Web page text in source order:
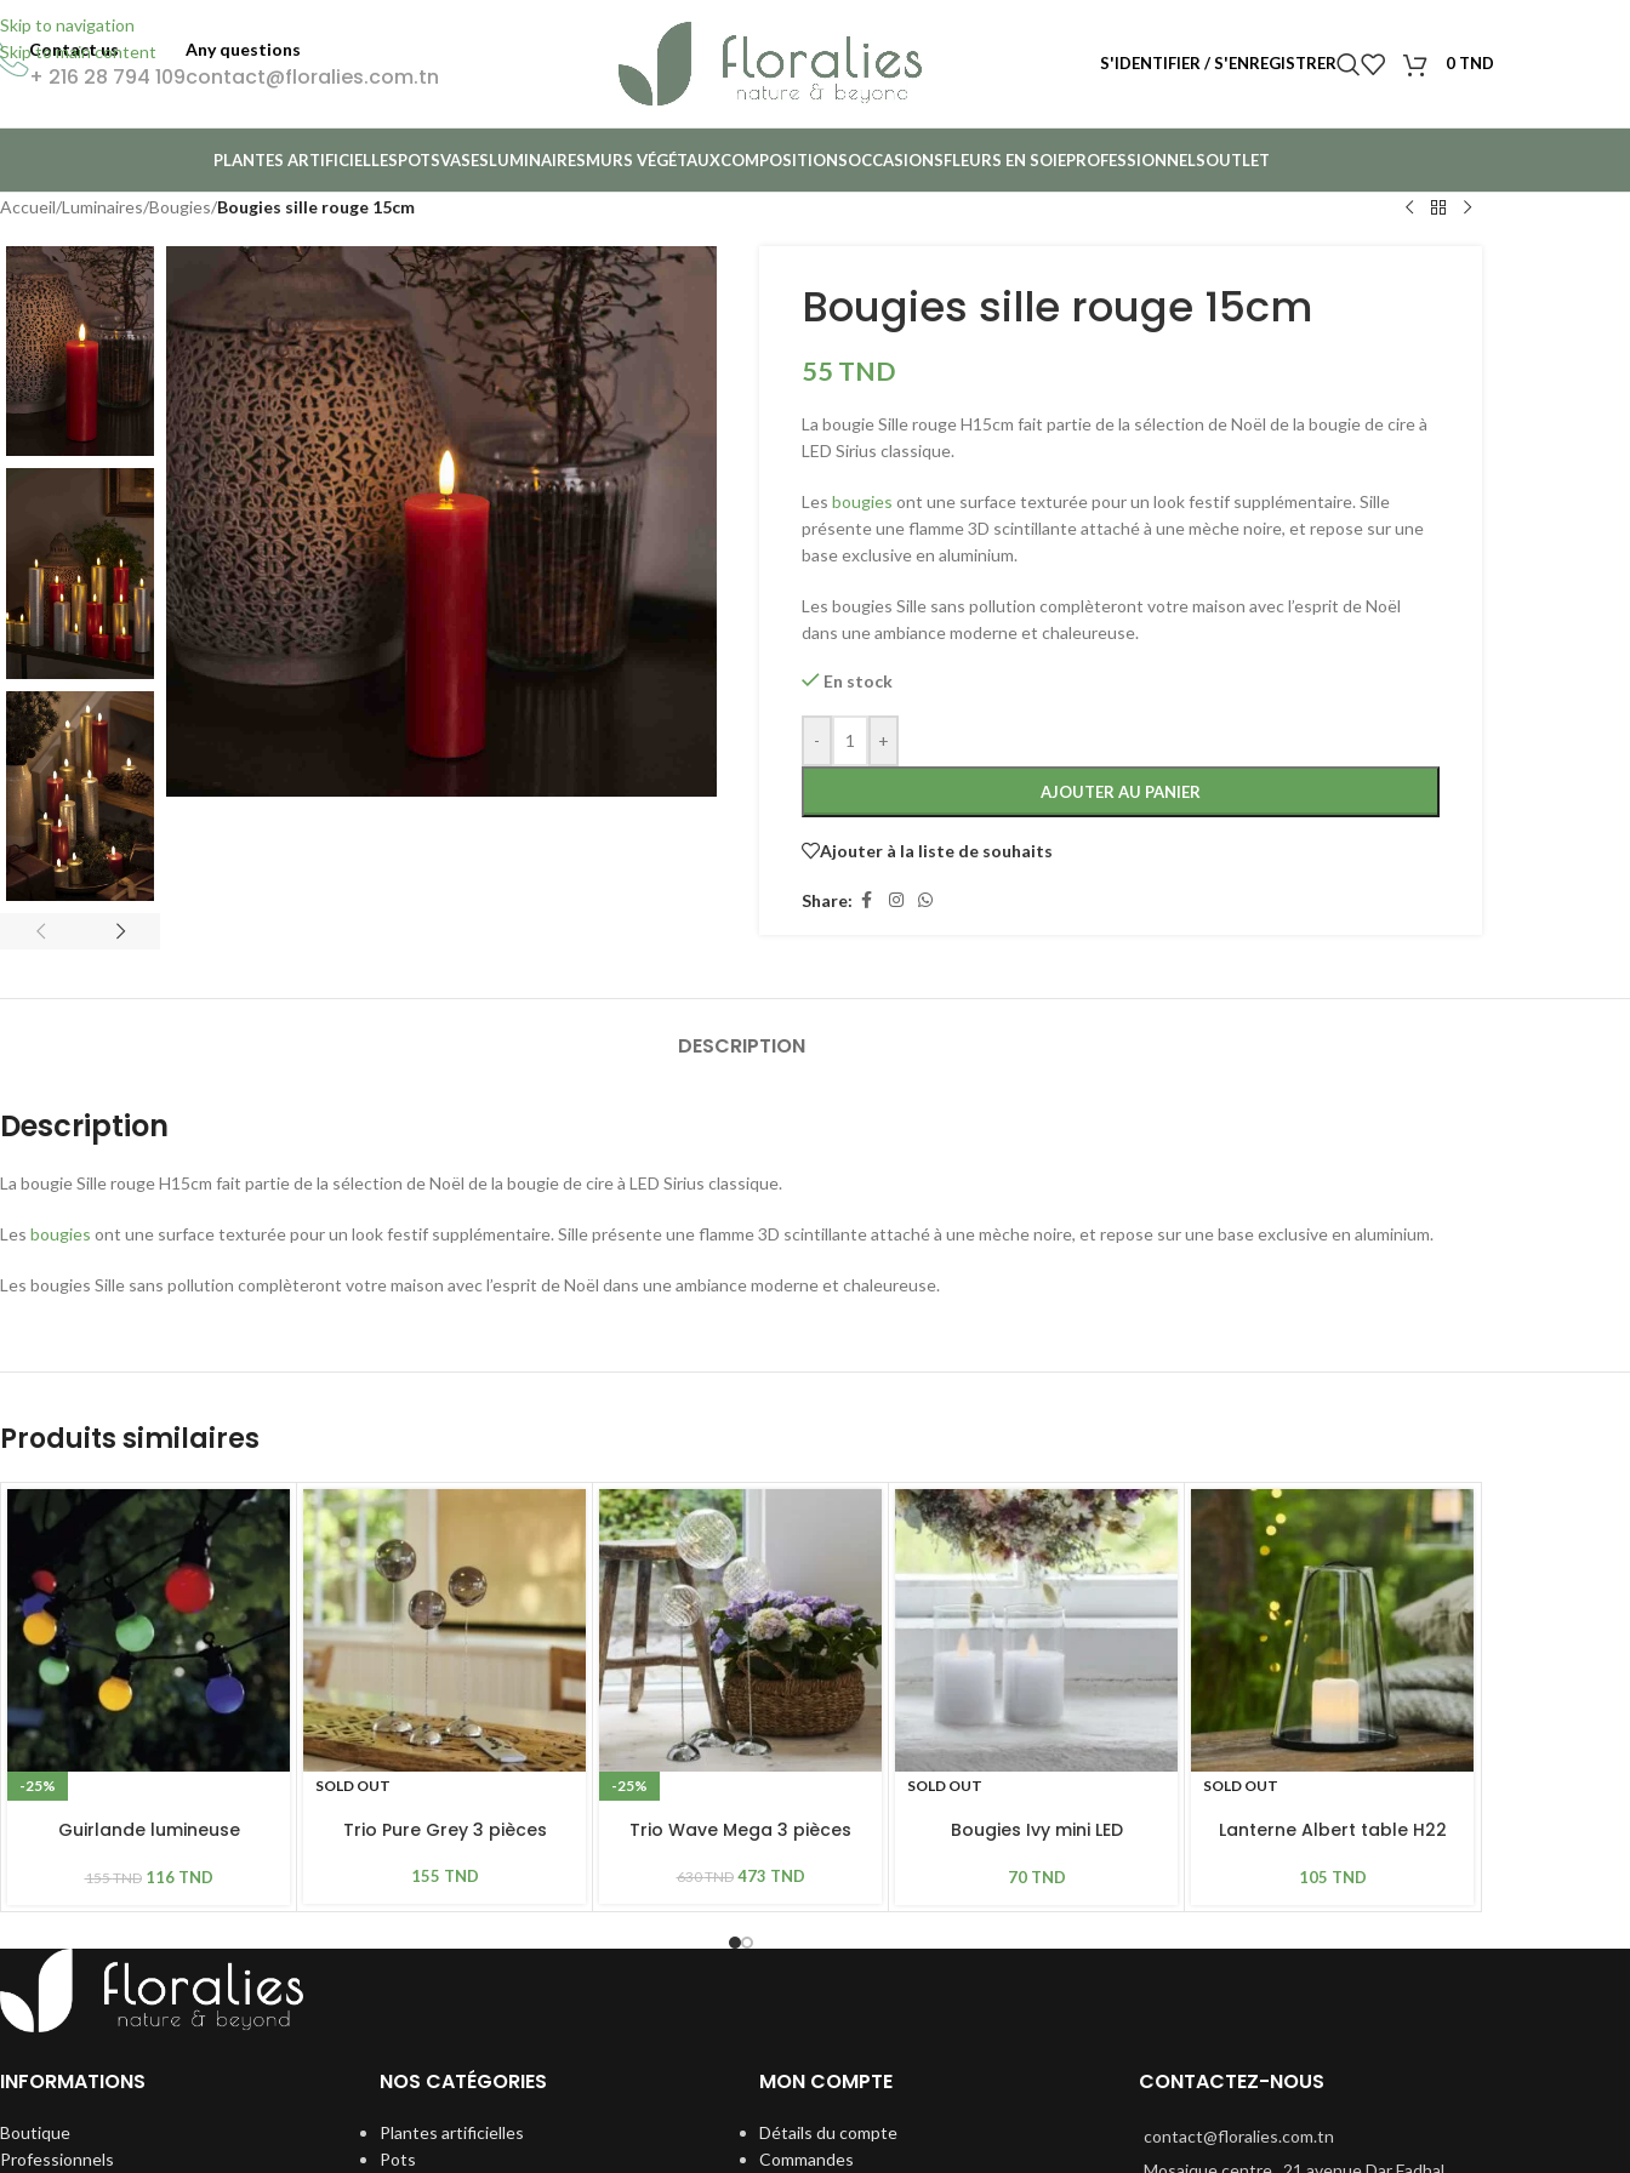
Skip to navigation
Skip to main content
Contact us
+ 216 28 794 109
Any questions
contact@floralies.com.tn S'IDENTIFIER / S'ENREGISTRER 0 TND
PLANTES ARTIFICIELLESPOTSVASESLUMINAIRESMURS VÉGÉTAUXCOMPOSITIONSOCCASIONSFLEURS EN SOIEPROFESSIONNELSOUTLET
Accueil/Luminaires/Bougies/Bougies sille rouge 15cm
Bougies sille rouge 15cm
55 TND
La bougie Sille rouge H15cm fait partie de la sélection de Noël de la bougie de cire à
LED Sirius classique.
Les bougies ont une surface texturée pour un look festif supplémentaire. Sille
présente une flamme 3D scintillante attaché à une mèche noire, et repose sur une
base exclusive en aluminium.
Les bougies Sille sans pollution complèteront votre maison avec l’esprit de Noël
dans une ambiance moderne et chaleureuse.
En stock
- +
AJOUTER AU PANIER
Ajouter à la liste de souhaits
Share:
DESCRIPTION
Description
La bougie Sille rouge H15cm fait partie de la sélection de Noël de la bougie de cire à LED Sirius classique.
Les bougies ont une surface texturée pour un look festif supplémentaire. Sille présente une flamme 3D scintillante attaché à une mèche noire, et repose sur une base exclusive en aluminium.
Les bougies Sille sans pollution complèteront votre maison avec l’esprit de Noël dans une ambiance moderne et chaleureuse.
Produits similaires
-25%
Guirlande lumineuse
ampoules verres colorés
155TND 116 TND
SOLD OUT
Trio Pure Grey 3 pièces
155 TND
-25%
Trio Wave Mega 3 pièces
630TND 473 TND
SOLD OUT
Bougies Ivy mini LED
70 TND
SOLD OUT
Lanterne Albert table H22
105 TND
INFORMATIONS
Boutique
Professionnels
NOS CATÉGORIES
Plantes artificielles
Pots
MON COMPTE
Détails du compte
Commandes
CONTACTEZ-NOUS
contact@floralies.com.tn